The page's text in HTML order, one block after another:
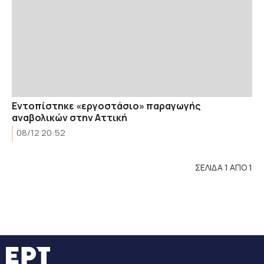
Εντοπίστηκε «εργοστάσιο» παραγωγής
αναβολικών στην Αττική
08/12 20:52
ΣΕΛΙΔΑ 1 ΑΠΟ 1